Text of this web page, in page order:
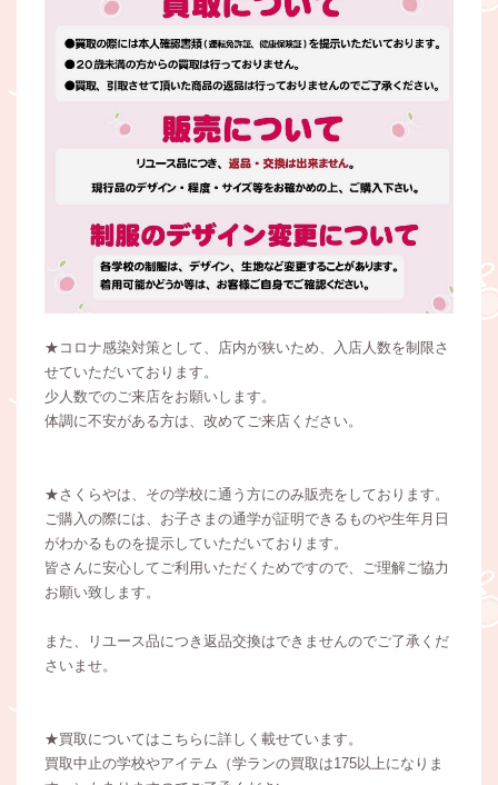
★コロナ感染対策として、店内が狭いため、入店人数を制限さ
せていただいております。
少人数でのご来店をお願いします。
体調に不安がある方は、改めてご来店ください。
★さくらやは、その学校に通う方にのみ販売をしております。
ご購入の際には、お子さまの通学が証明できるものや生年月日
がわかるものを提示していただいております。
皆さんに安心してご利用いただくためですので、ご理解ご協力
お願い致します。
また、リユース品につき返品交換はできませんのでご了承くだ
さいませ。
★買取についてはこちらに詳しく載せています。
買取中止の学校やアイテム（学ランの買取は175以上になりま